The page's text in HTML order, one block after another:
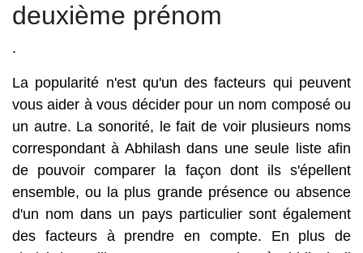
deuxième prénom
.
La popularité n'est qu'un des facteurs qui peuvent
vous aider à vous décider pour un nom composé ou
un autre. La sonorité, le fait de voir plusieurs noms
correspondant à Abhilash dans une seule liste afin
de pouvoir comparer la façon dont ils s'épellent
ensemble, ou la plus grande présence ou absence
d'un nom dans un pays particulier sont également
des facteurs à prendre en compte. En plus de